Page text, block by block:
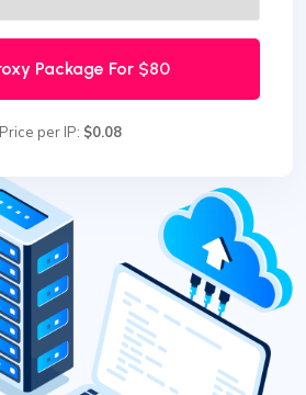
Package For $80
Price per IP: $0.08